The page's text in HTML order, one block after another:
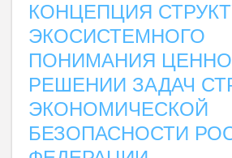
КОНЦЕПЦИЯ
ЭКОСИСТЕМНОГО
ПОНИМАНИЯ
РЕШЕНИИ ЗАДАЧ
ЭКОНОМИЧЕСКОЙ
БЕЗОПАСНОСТИ